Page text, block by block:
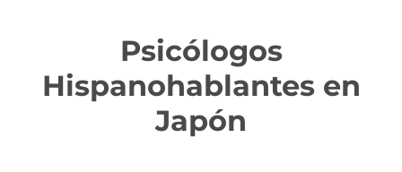
Psicólogos
Hispanohablantes en
Japón